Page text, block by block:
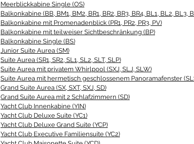
Meerblickkabine Single (OS)
Balkonkabine (BB, BM1, BM2, BR1, BR2, BR3, BR4, BL1, BL2, BL3,
Balkonkabine mit Promenadenblick (PR1, PR2, PR3, PV)
Balkonkabine mit teilweiser Sichtbeschränkung (BP)
Balkonkabine Single (BS)
Junior Suite Aurea (SM)
Suite Aurea (SR1, SR2, SL1, SL2, SLT, SLP)
Suite Aurea mit privatem Whirlpool (SXJ, SLJ, SLW)
Suite Aurea mit hermetisch geschlossenem Panoramafenster
Grand Suite Aurea (SX, SXT, SXJ, SD)
Grand Suite Aurea mit 2 Schlafzimmern (SD)
Yacht Club Innenkabine (YIN)
Yacht Club Deluxe Suite (YC1)
Yacht Club Deluxe Grand Suite (YCP)
Yacht Club Executive Familiensuite (YC2)